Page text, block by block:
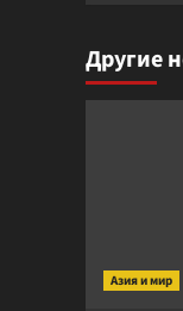
Другие
Азия и мир